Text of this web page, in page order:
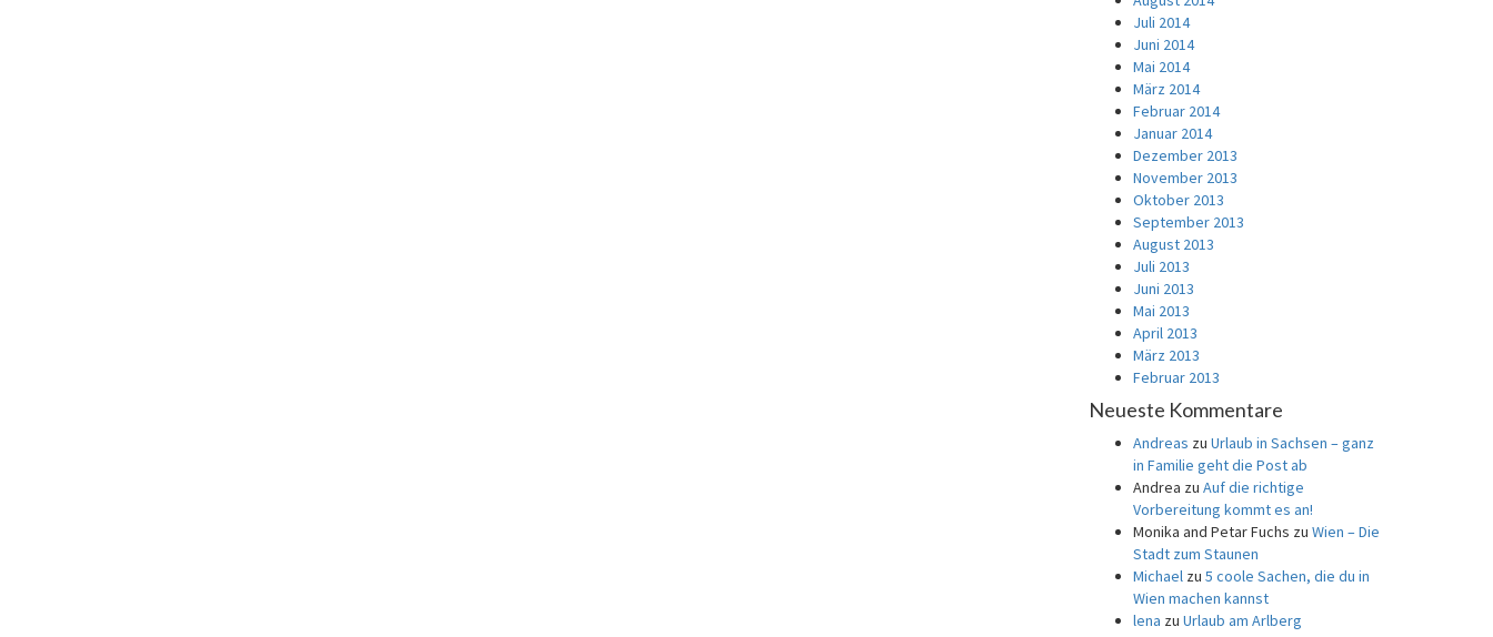
Juli 2014
Juni 2014
Mai 2014
März 2014
Februar 2014
Januar 2014
Dezember 2013
November 2013
Oktober 2013
September 2013
August 2013
Juli 2013
Juni 2013
Mai 2013
April 2013
März 2013
Februar 2013
Neueste Kommentare
Andreas zu Urlaub in Sachsen – ganz
in Familie geht die Post ab
Andrea zu Auf die richtige
Vorbereitung kommt es an!
Monika and Petar Fuchs zu Wien – Die
Stadt zum Staunen
Michaelzu 5 coole Sachen, die du in
Wien machen kannst
lena zu Urlaub am Arlberg